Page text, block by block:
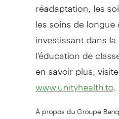
réadaptation, les
les soins de
investissant dans
l'éducation de
en savoir plus,
www.unityhealth.to
À propos du Groupe